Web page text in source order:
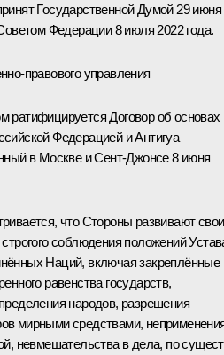
Государственной Думой 29 июня
Федерации 8 июля 2022 года.
правового управления
ратифицируется Договор об основах
Федерацией и Антигуа
в Москве и Сент-Джонсе 8 июня
что Стороны развивают свои
соблюдения положений
Наций, включая закреплённые
равенства государств,
народов, разрешения
мирными средствами,
невмешательства в дела, по